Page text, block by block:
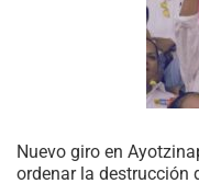
Nuevo giro en
ordenar la destrucción